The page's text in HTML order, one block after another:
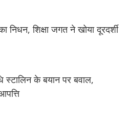
निधन, शिक्षा जगत ने खोया दूरदर्शी
स्टालिन के बयान पर बवाल,